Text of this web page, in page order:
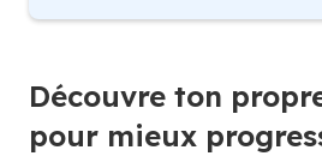
Découvre ton
pour mieux